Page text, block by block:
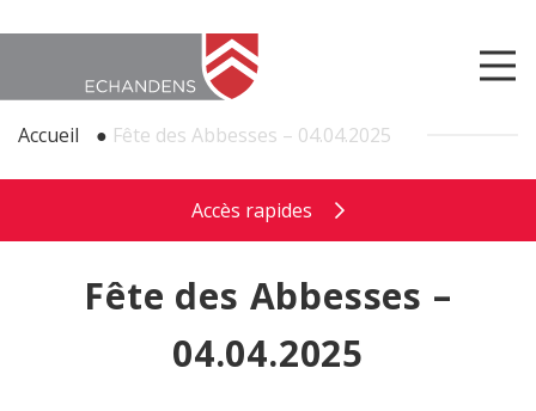
Accueil ● Fête des Abbesses – 04.04.2025
Accès rapides
Fête des Abbesses –
04.04.2025